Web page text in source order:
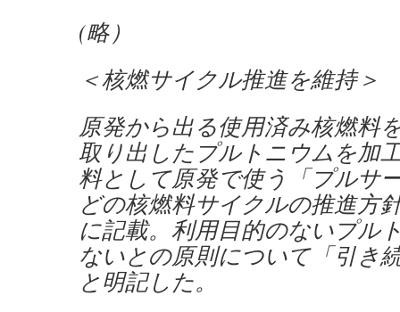
(略）
＜核燃サイクル推進を維持＞
原発から出る使用済み核燃料
取り出したプルトニウムを加
料として原発で使う「プルサ
どの核燃料サイクルの推進方
に記載。利用目的のないプル
ないとの原則について「引き
と明記した。